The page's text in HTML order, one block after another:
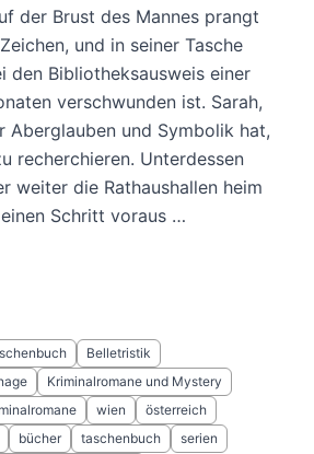
der Brust des Mannes prangt
und in seiner Tasche
den Bibliotheksausweis einer
verschwunden ist. Sarah,
Aberglauben und Symbolik hat,
recherchieren. Unterdessen
weiter die Rathaushallen heim
Schritt voraus …
Belletristik
Kriminalromane und Mystery
wien
österreich
bücher taschenbuch
serien